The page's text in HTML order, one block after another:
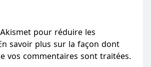
pour réduire les
savoir plus sur la façon dont
vos commentaires sont traitées.